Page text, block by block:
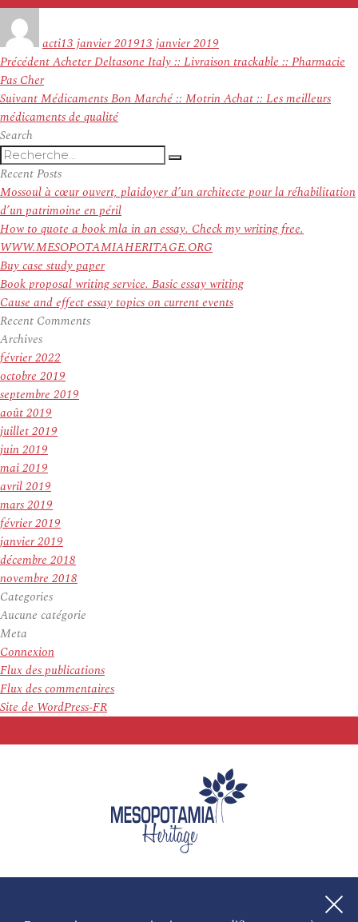
actile
13 janvier 201913 janvier 2019
Navigation
de
l’article
PrécédentArticle
Acheter Deltasone Italy :: Livraison trackable :: Pharmacie
Pas Cher
SuivantArticle
suivant :
Médicaments Bon Marché :: Motrin Achat :: Les meilleurs
médicaments de qualité
Search
Recherche
pour
:
Recherche
Recent Posts
Mossoul à cœur ouvert, plaidoyer d’un architecte pour la réhabilitation
d’un patrimoine en péril
How to quote a book mla in an essay. Check my writing free.
WWW.MESOPOTAMIAHERITAGE.ORG
Buy case study paper
Book proposal writing service. Basic essay writing
Cause and effect essay topics on current events
Recent Comments
Archives
février 2022
octobre 2019
septembre 2019
août 2019
juillet 2019
juin 2019
mai 2019
avril 2019
mars 2019
février 2019
janvier 2019
décembre 2018
novembre 2018
Categories
Aucune catégorie
Meta
Connexion
Flux des publications
Flux des commentaires
Site de WordPress-FR